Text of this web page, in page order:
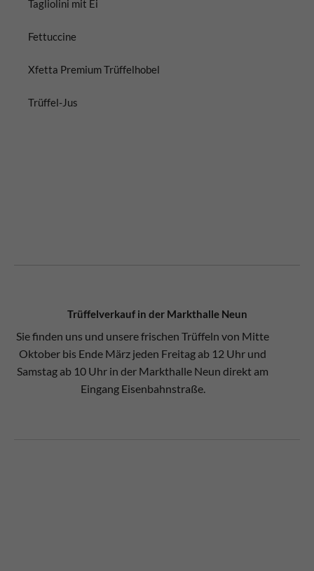
Tagliolini mit Ei
Fettuccine
Xfetta Premium Trüffelhobel
Trüffel-Jus
Trüffelverkauf in der Markthalle Neun
Sie finden uns und unsere frischen Trüffeln von Mitte
Oktober bis Ende März jeden Freitag ab 12 Uhr und
Samstag ab 10 Uhr in der Markthalle Neun direkt am
Eingang Eisenbahnstraße.